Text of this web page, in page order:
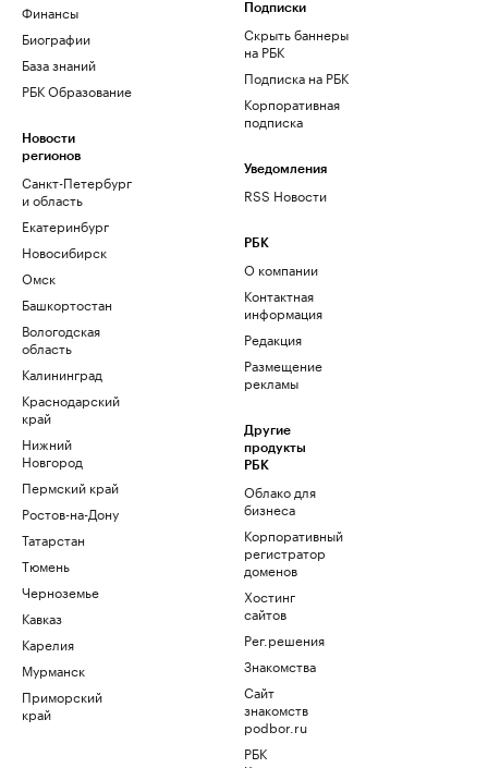
Финансы
Биографии
База знаний
РБК Образование
Новости
регионов
Санкт-Петербург
и область
Екатеринбург
Новосибирск
Омск
Башкортостан
Вологодская
область
Калининград
Краснодарский
край
Нижний
Новгород
Пермский край
Ростов-на-Дону
Татарстан
Тюмень
Черноземье
Кавказ
Карелия
Мурманск
Приморский
край
Подписки
Скрыть баннеры
на РБК
Подписка на РБК
Корпоративная
подписка
Уведомления
RSS Новости
РБК
О компании
Контактная
информация
Редакция
Размещение
рекламы
Другие
продукты
РБК
Облако для
бизнеса
Корпоративный
регистратор
доменов
Хостинг
сайтов
Рег.решения
Знакомства
Сайт
знакомств
podbor.ru
РБК